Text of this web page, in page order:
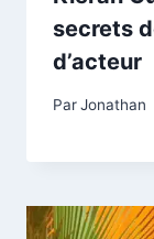
secrets
d’acteur
ParJonathan